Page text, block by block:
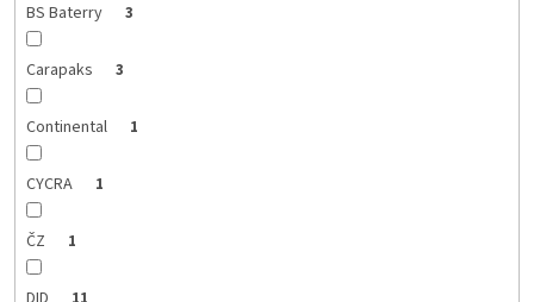
BS Baterry 3
Carapaks 3
Continental 1
CYCRA 1
ČZ 1